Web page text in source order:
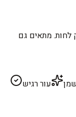
לחות. מתאים גם
עור רגיש